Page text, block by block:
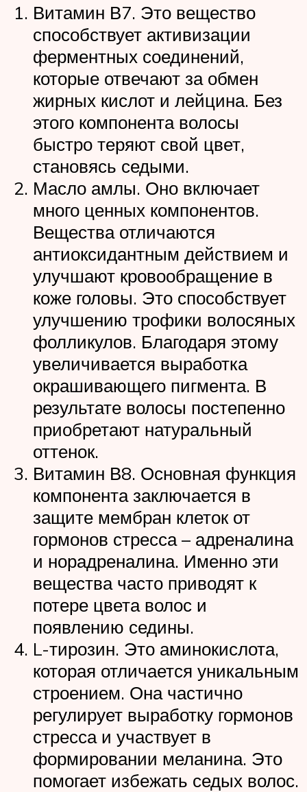
Витамин В7. Это вещество
способствует активизации
ферментных соединений,
которые отвечают за обмен
жирных кислот и лейцина. Без
этого компонента волосы
быстро теряют свой цвет,
становясь седыми.
Масло амлы. Оно включает
много ценных компонентов.
Вещества отличаются
антиоксидантным действием и
улучшают кровообращение в
коже головы. Это способствует
улучшению трофики волосяных
фолликулов. Благодаря этому
увеличивается выработка
окрашивающего пигмента. В
результате волосы постепенно
приобретают натуральный
оттенок.
Витамин В8. Основная функция
компонента заключается в
защите мембран клеток от
гормонов стресса – адреналина
и норадреналина. Именно эти
вещества часто приводят к
потере цвета волос и
появлению седины.
L-тирозин. Это аминокислота,
которая отличается уникальным
строением. Она частично
регулирует выработку гормонов
стресса и участвует в
формировании меланина. Это
помогает избежать седых волос.